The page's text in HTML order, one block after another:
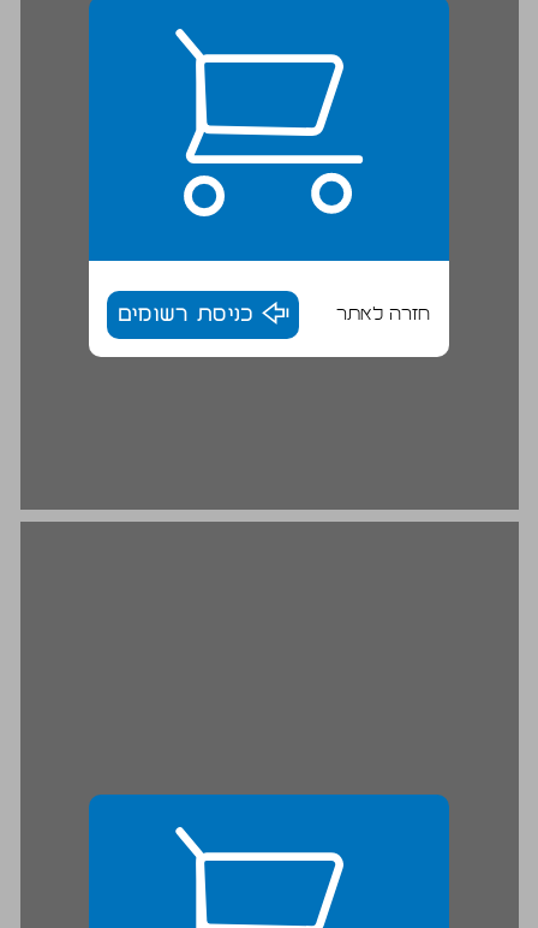
חזרה לאתר כניסת רשומים